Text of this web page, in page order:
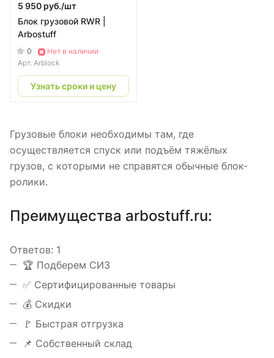
5 950 руб./шт
Блок грузовой RWR |
Arbostuff
0
Нет в наличии
Арт. Arblock
Узнать сроки и цену
Грузовые блоки необходимы там, где
осуществляется спуск или подъём тяжёлых
грузов, с которыми не справятся обычные блок-
ролики.
Преимущества arbostuff.ru:
Ответов: 1
️🏆 Подберем СИЗ
✅ Сертифицированные товары
💰 Скидки
🚩 Быстрая отгрузка
📌 Собственный склад